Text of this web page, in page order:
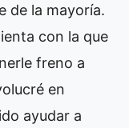
de la mayoría.
con la que
freno a
en
ayudar a